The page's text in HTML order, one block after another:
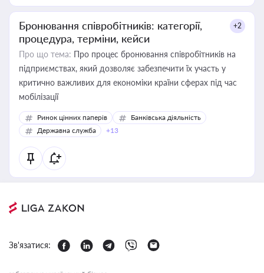
Бронювання співробітників: категорії,
процедура, терміни, кейси
+2
Про що тема: Про процес бронювання співробітників на
підприємствах, який дозволяє забезпечити їх участь у
критично важливих для економіки країни сферах під час
мобілізації
Ринок цінних паперів
Банківська діяльність
Державна служба
+13
Зв'язатися: